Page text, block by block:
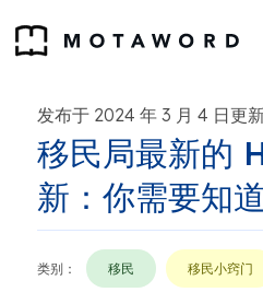
发布于 2024 年 3 月 4 日更
移民局最新的
新：你需要知
类别： 移民 移民小窍门